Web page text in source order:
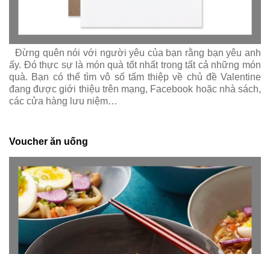
Đừng quên nói với người yêu của bạn rằng bạn yêu anh
ấy. Đó thực sự là món quà tốt nhất trong tất cả những món
quà. Bạn có thể tìm vô số tấm thiệp về chủ đề Valentine
đang được giới thiệu trên mạng, Facebook hoặc nhà sách,
các cửa hàng lưu niệm…
Voucher ăn uống